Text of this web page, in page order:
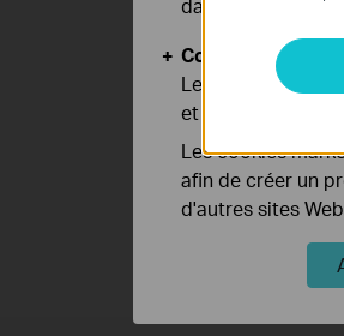
dans vos
Cookies
Les cookies
et ajuster les
Les cookies
afin de créer un
d'autres sites